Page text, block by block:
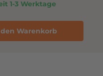
1-3 Werktage
Warenkorb